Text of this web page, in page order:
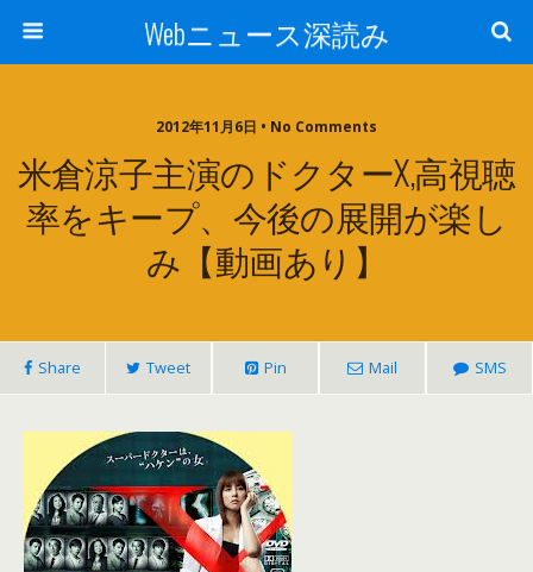
Webニュース深読み
2012年11月6日 • No Comments
米倉涼子主演のドクターX,高視聴
率をキープ、今後の展開が楽し
み【動画あり】
Share Tweet Pin Mail SMS